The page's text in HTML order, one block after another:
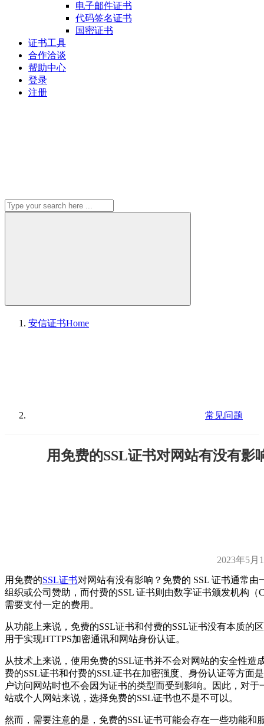
电子邮件证书
代码签名证书
国密证书
证书工具
合作洽谈
帮助中心
登录
注册
安信证书Home
常见问题
用免费的SSL证书对网站有没有影
2023年5月
用免费的SSL证书对网站有没有影响？免费的 SSL 证书通常由
组织或公司赞助，而付费的SSL 证书则由数字证书颁发机构（
需要支付一定的费用。
从功能上来说，免费的SSL证书和付费的SSL证书没有本质的
用于实现HTTPS加密通讯和网站身份认证。
从技术上来说，使用免费的SSL证书并不会对网站的安全性造
费的SSL证书和付费的SSL证书在加密强度、身份认证等方面
户访问网站时也不会因为证书的类型而受到影响。因此，对于
站或个人网站来说，选择免费的SSL证书也不是不可以。
然而，需要注意的是，免费的SSL证书可能会存在一些功能和